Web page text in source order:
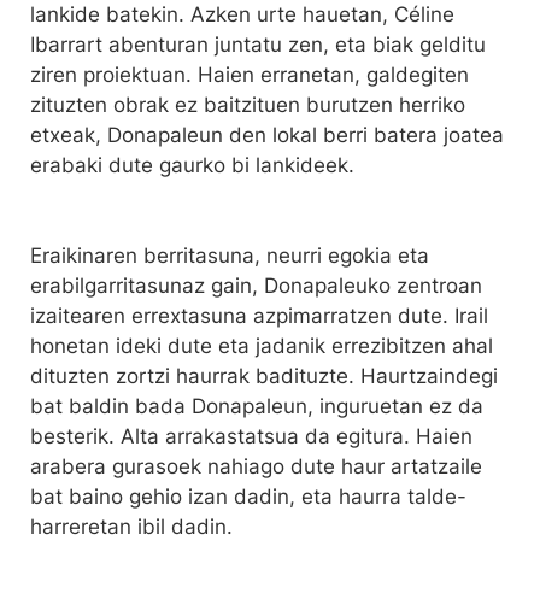
lankide batekin. Azken urte hauetan, Céline
Ibarrart abenturan juntatu zen, eta biak gelditu
ziren proiektuan. Haien erranetan, galdegiten
zituzten obrak ez baitzituen burutzen herriko
etxeak, Donapaleun den lokal berri batera joatea
erabaki dute gaurko bi lankideek.
Eraikinaren berritasuna, neurri egokia eta
erabilgarritasunaz gain, Donapaleuko zentroan
izaitearen errextasuna azpimarratzen dute. Irail
honetan ideki dute eta jadanik errezibitzen ahal
dituzten zortzi haurrak badituzte. Haurtzaindegi
bat baldin bada Donapaleun, inguruetan ez da
besterik. Alta arrakastatsua da egitura. Haien
arabera gurasoek nahiago dute haur artatzaile
bat baino gehio izan dadin, eta haurra talde-
harreretan ibil dadin.